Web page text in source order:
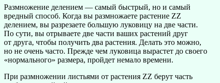
Размножение делением — самый быстрый, но и самый
вредный способ. Когда вы размножаете растение ZZ
делением, вы разрезаете большую луковицу на две части.
По сути, вы отрываете две части ваших растений друг
от друга, чтобы получить два растения. Делать это можно,
но не очень часто. Прежде чем луковица вырастет до своего
«нормального» размера, пройдет немало времени.
При размножении листьями от растения ZZ берут часть